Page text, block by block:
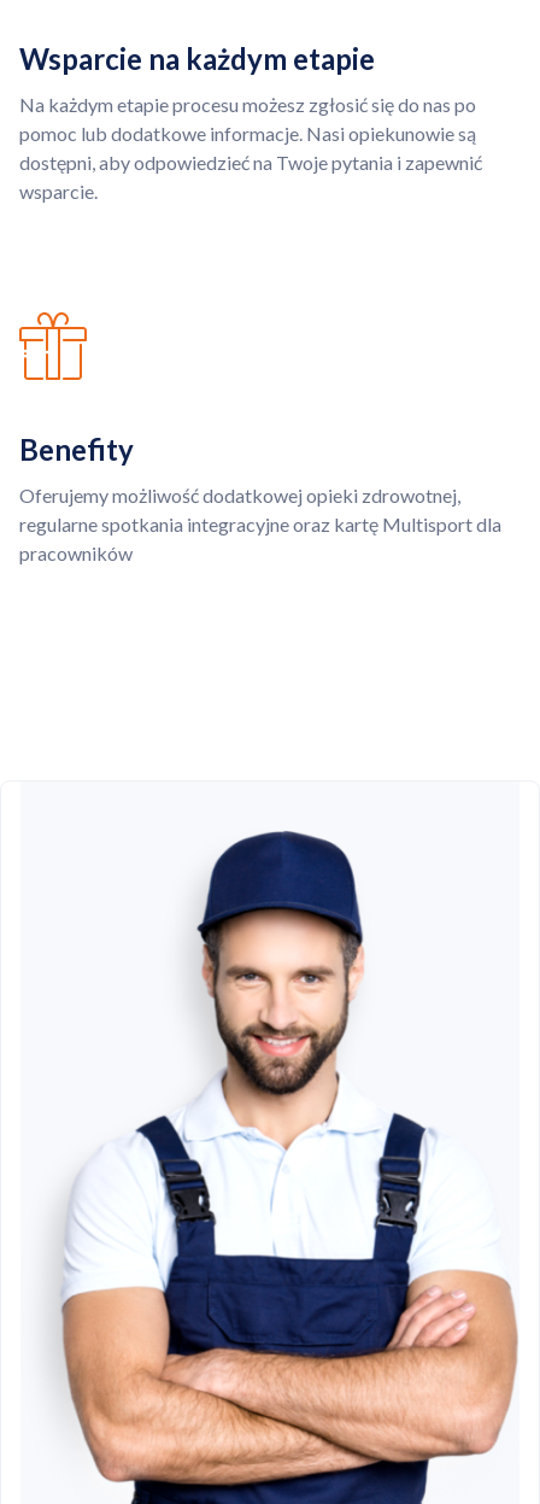
Wsparcie na każdym etapie
Na każdym etapie procesu możesz zgłosić się do nas po
pomoc lub dodatkowe informacje. Nasi opiekunowie są
dostępni, aby odpowiedzieć na Twoje pytania i zapewnić
wsparcie.
Benefity
Oferujemy możliwość dodatkowej opieki zdrowotnej,
regularne spotkania integracyjne oraz kartę Multisport dla
pracowników